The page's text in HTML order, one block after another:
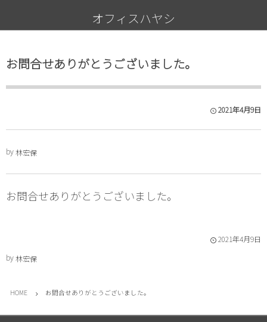
オフィスハヤシ
お問合せありがとうございました。
2021年4月9日
by林宏保
お問合せありがとうございました。
2021年4月9日
by林宏保
HOME お問合せありがとうございました。